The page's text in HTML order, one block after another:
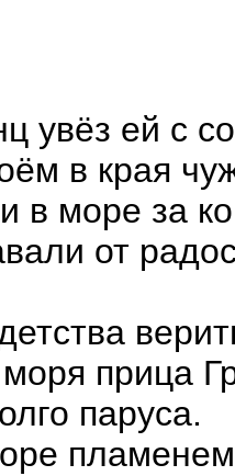
увёз ей с
в края
в море за
от
прица
паруса.